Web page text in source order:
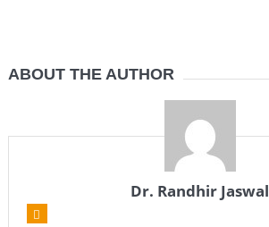
ABOUT THE AUTHOR
Dr. Randhir Jaswal